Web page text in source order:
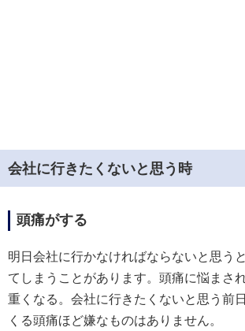
会社に行きたくないと思う時
頭痛がする
明日会社に行かなければならないと思う
てしまうことがあります。頭痛に悩まさ
重くなる。会社に行きたくないと思う前
くる頭痛ほど嫌なものはありません。